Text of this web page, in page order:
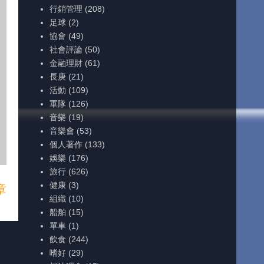
行銷管理 (208)
足球 (2)
協會 (49)
社會評論 (50)
金融理財 (61)
長庚 (21)
活動 (109)
軍隊 (126)
音樂 (19)
音樂會 (53)
個人著作 (133)
娛樂 (176)
旅行 (626)
健康 (3)
組織 (10)
船舶 (15)
單車 (1)
飲食 (244)
嗜好 (29)